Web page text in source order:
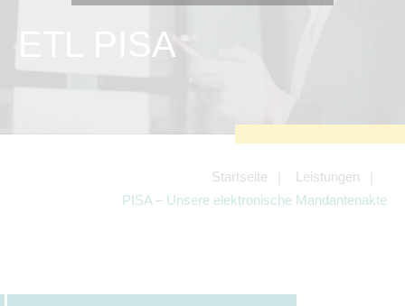
ETL PISA
Startseite
Leistungen
PISA – Unsere elektronische Mandantenakte
Tracking- und Targeting-Cookies
Angebotes einschließlich der
Angeboten von z.B. Facebook und